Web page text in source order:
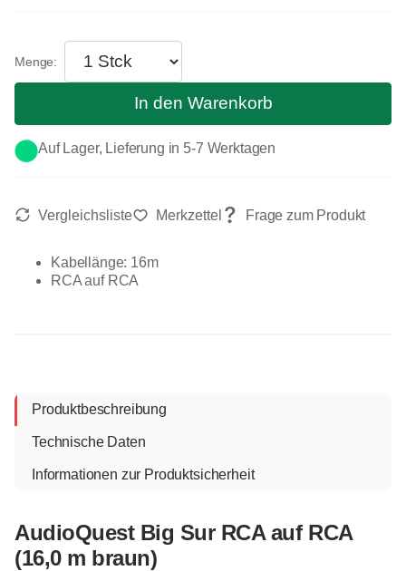
Kabellänge: 16m
RCA auf RCA
Auf Lager, Lieferung in 5-7 Werktagen
In den Warenkorb
Produktbeschreibung
Technische Daten
Informationen zur Produktsicherheit
AudioQuest Big Sur RCA auf RCA
(16,0 m braun)